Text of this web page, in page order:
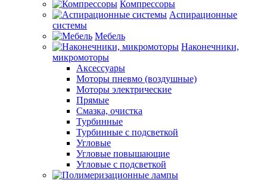
Компрессоры
Аспирационные
системы
Мебель
Наконечники,
микромоторы
Аксессуары
Моторы пневмо (воздушные)
Моторы электрические
Прямые
Смазка, очистка
Турбинные
Турбинные с подсветкой
Угловые
Угловые повышающие
Угловые с подсветкой